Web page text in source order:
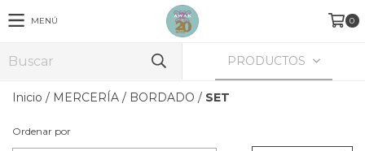
MENÚ 0
PRODUCTOS
Inicio / MERCERÍA / BORDADO / SET
Ordenar por